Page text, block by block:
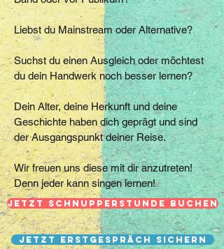
Liebst du Mainstream oder Alternative?
Suchst du einen Ausgleich oder möchtest
du dein Handwerk noch besser lernen?
Dein Alter, deine Herkunft und deine
Geschichte haben dich geprägt und sind
der Ausgangspunkt deiner Reise.
Wir freuen uns diese mit dir anzutreten!
Denn jeder kann singen lernen!
Jetzt Schnupperstunde buchen
Jetzt Erstgespräch sichern